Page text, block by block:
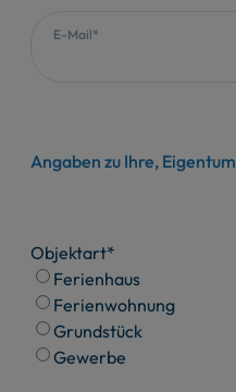
E-Mail*
Angaben zu Ihre, Eigentum
Objektart*
Ferienhaus
Ferienwohnung
Grundstück
Gewerbe